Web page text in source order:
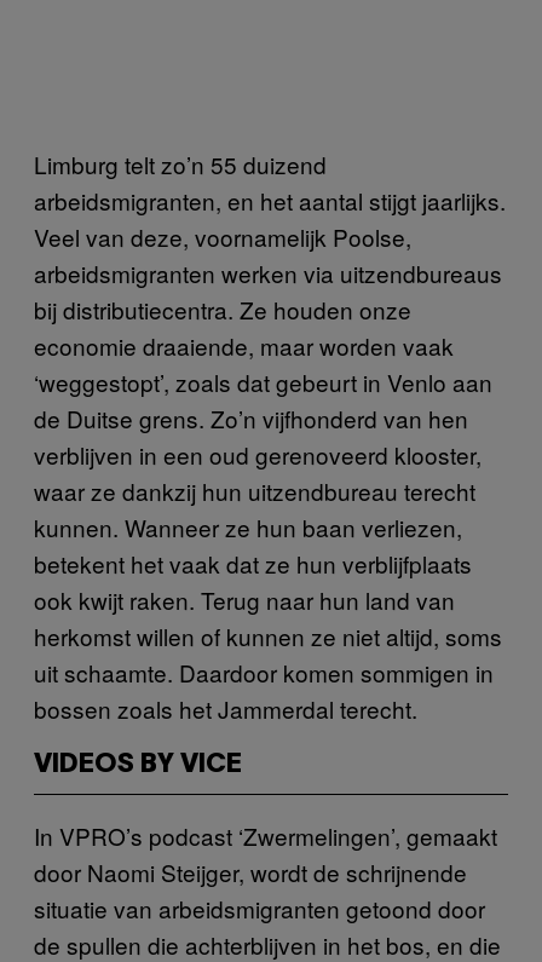
Limburg telt zo’n 55 duizend
arbeidsmigranten, en het aantal stijgt jaarlijks.
Veel van deze, voornamelijk Poolse,
arbeidsmigranten werken via uitzendbureaus
bij distributiecentra. Ze houden onze
economie draaiende, maar worden vaak
‘weggestopt’, zoals dat gebeurt in Venlo aan
de Duitse grens. Zo’n vijfhonderd van hen
verblijven in een oud gerenoveerd klooster,
waar ze dankzij hun uitzendbureau terecht
kunnen. Wanneer ze hun baan verliezen,
betekent het vaak dat ze hun verblijfplaats
ook kwijt raken. Terug naar hun land van
herkomst willen of kunnen ze niet altijd, soms
uit schaamte. Daardoor komen sommigen in
bossen zoals het Jammerdal terecht.
VIDEOS BY VICE
In VPRO’s podcast ‘Zwermelingen’, gemaakt
door Naomi Steijger, wordt de schrijnende
situatie van arbeidsmigranten getoond door
de spullen die achterblijven in het bos, en die